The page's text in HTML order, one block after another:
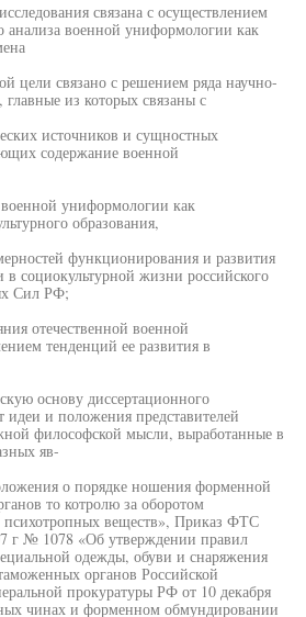
связана с осуществлением
анализа военной униформологии как
цели связано с решением ряда научно-
главные из которых связаны с
источников и сущностных
содержание военной
униформологии как
образования,
функционирования и развития
социокультурной жизни российского
Сил РФ;
отечественной военной
тенденций ее развития в
основу диссертационного
идеи и положения представителей
философской мысли, выработанные в
яв-
о порядке ношения форменной
то котролю за оборотом
психотропных веществ», Приказ ФТС
г № 1078 «Об утверждении правил
одежды, обуви и снаряжения
органов Российской
прокуратуры РФ от 10 декабря
чинах и форменном обмундировании